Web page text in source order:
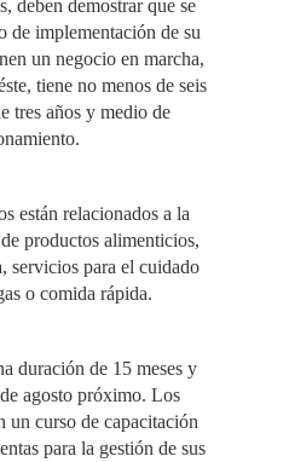
deben demostrar que se
de implementación de su
un negocio en marcha,
tiene no menos de seis
tres años y medio de
están relacionados a la
productos alimenticios,
servicios para el cuidado
o comida rápida.
duración de 15 meses y
agosto próximo. Los
un curso de capacitación
para la gestión de sus